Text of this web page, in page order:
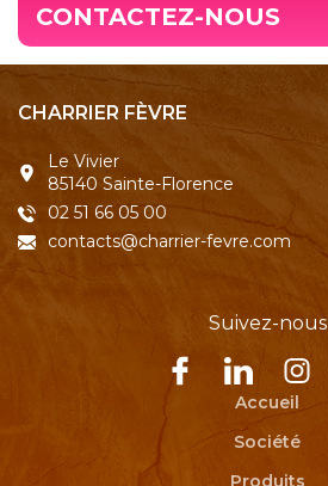
CONTACTEZ-NOUS
CHARRIER FÈVRE
Le Vivier
85140 Sainte-Florence
02 51 66 05 00
contacts@charrier-fevre.com
Suivez-nous
Accueil
Société
Produits